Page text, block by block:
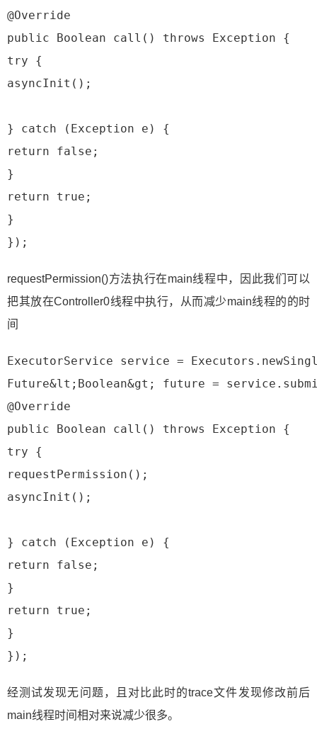
@Override
public Boolean call() throws Exception {
try {
asyncInit();
} catch (Exception e) {
return false;
}
return true;
}
});
requestPermission()方法执行在main线程中，因此我们可以
把其放在Controller0线程中执行，从而减少main线程的的时
间
ExecutorService service =
Future&lt;Boolean&gt; future =
@Override
public Boolean call() throws Exception {
try {
requestPermission();
asyncInit();
} catch (Exception e) {
return false;
}
return true;
}
});
经测试发现无问题，且对比此时的trace文件发现修改前后
main线程时间相对来说减少很多。